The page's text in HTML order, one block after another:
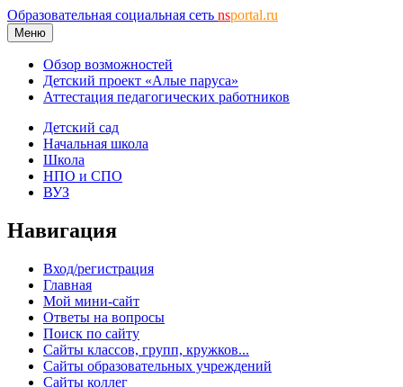
Образовательная социальная сеть nsportal.ru
Меню
Обзор возможностей
Детский проект «Алые паруса»
Аттестация педагогических работников
Детский сад
Начальная школа
Школа
НПО и СПО
ВУЗ
Навигация
Вход/регистрация
Главная
Мой мини-сайт
Ответы на вопросы
Поиск по сайту
Сайты классов, групп, кружков...
Сайты образовательных учреждений
Сайты коллег